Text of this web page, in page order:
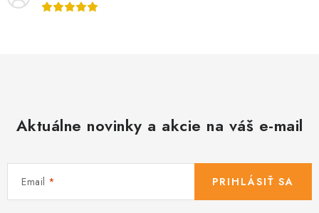
Aktuálne novinky a akcie na váš e-mail
Email PRIHLÁSIŤ SA